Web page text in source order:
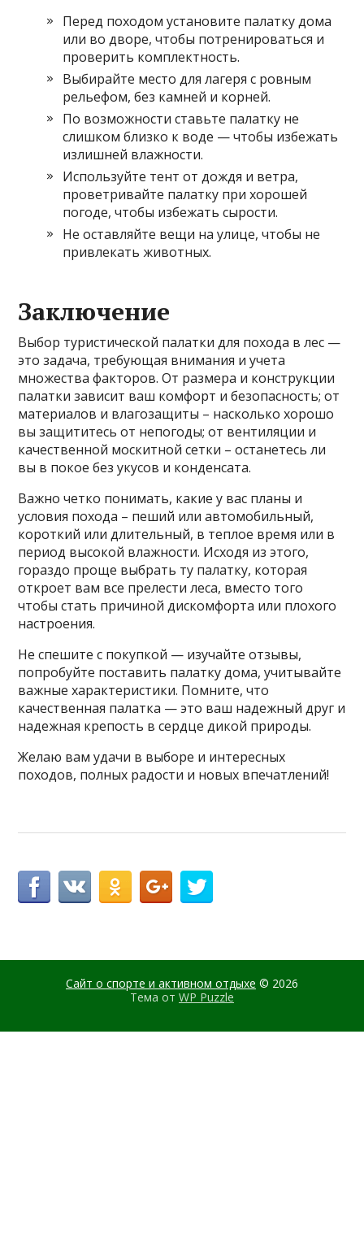
Перед походом установите палатку дома
или во дворе, чтобы потренироваться и
проверить комплектность.
Выбирайте место для лагеря с ровным
рельефом, без камней и корней.
По возможности ставьте палатку не
слишком близко к воде — чтобы избежать
излишней влажности.
Используйте тент от дождя и ветра,
проветривайте палатку при хорошей
погоде, чтобы избежать сырости.
Не оставляйте вещи на улице, чтобы не
привлекать животных.
Заключение
Выбор туристической палатки для похода в лес —
это задача, требующая внимания и учета
множества факторов. От размера и конструкции
палатки зависит ваш комфорт и безопасность; от
материалов и влагозащиты – насколько хорошо
вы защититесь от непогоды; от вентиляции и
качественной москитной сетки – останетесь ли
вы в покое без укусов и конденсата.
Важно четко понимать, какие у вас планы и
условия похода – пеший или автомобильный,
короткий или длительный, в теплое время или в
период высокой влажности. Исходя из этого,
гораздо проще выбрать ту палатку, которая
откроет вам все прелести леса, вместо того
чтобы стать причиной дискомфорта или плохого
настроения.
Не спешите с покупкой — изучайте отзывы,
попробуйте поставить палатку дома, учитывайте
важные характеристики. Помните, что
качественная палатка — это ваш надежный друг и
надежная крепость в сердце дикой природы.
Желаю вам удачи в выборе и интересных
походов, полных радости и новых впечатлений!
Сайт о спорте и активном отдыхе © 2026
Тема от WP Puzzle